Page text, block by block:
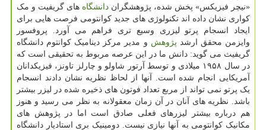
«نیچر فیزیکس» پخش شده، پژوهشگران دانشگاه های گریفیت و مک
کواری نشان داده اند تکنولوژی های جدید کوانتومی فرصت هایی برای
ایجاد انسجام پرتو لیزری وسیع تری فراهم می آورد. پروفسور
وایزمن محقق ارشد پژوهش و مدیر مرکز دینامیک کوانتوم دانشگاه
گریفیث می گوید: دانش ما در این عرصه مربوط به تحقیقی است که
در سال ۱۹۵۸ میلادی و توسط آرتور شاولو و چارلز تاونز، فیزیکدانان
آمریکایی انجام شده است. آنها از لحاظ نظریه نشان دادند انسجام
یک پرتو نمی تواند از مربع تعداد فوتون های ذخیره شده در لیزر بیشتر
باشد. نظریه های آنان در آن زمان معقولانه به نظر می رسید و هنوز
هم درباره بیشتر لیزرهای فعلی صادق است اما در پژوهش های
مکانیک کوانتومی به آنها نیازی نیست. دومینیک بری استادیار دانشگاه